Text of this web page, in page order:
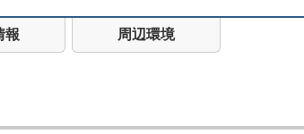
報 周辺環境